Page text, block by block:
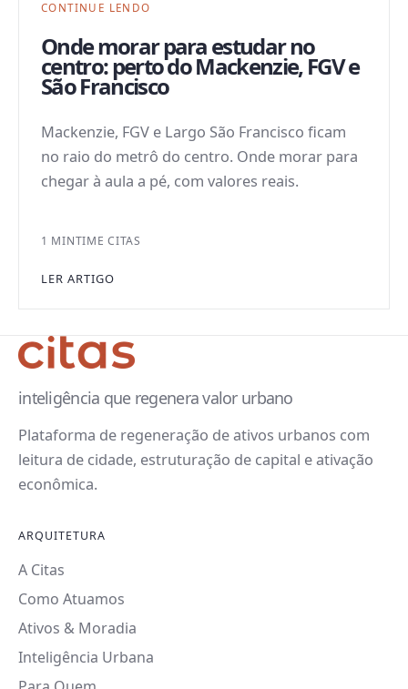
CONTINUE LENDO
Onde morar para estudar no
centro: perto do Mackenzie, FGV e
São Francisco
Mackenzie, FGV e Largo São Francisco ficam
no raio do metrô do centro. Onde morar para
chegar à aula a pé, com valores reais.
1 MINTIME CITAS
LER ARTIGO
inteligência que regenera valor urbano
Plataforma de regeneração de ativos urbanos com
leitura de cidade, estruturação de capital e ativação
econômica.
ARQUITETURA
A Citas
Como Atuamos
Ativos & Moradia
Inteligência Urbana